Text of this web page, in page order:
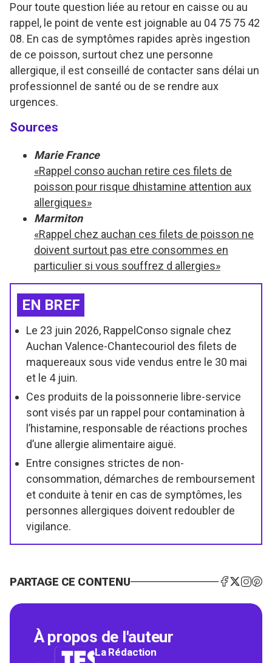
Pour toute question liée au retour en caisse ou au
rappel, le point de vente est joignable au 04 75 75 42
08. En cas de symptômes rapides après ingestion
de ce poisson, surtout chez une personne
allergique, il est conseillé de contacter sans délai un
professionnel de santé ou de se rendre aux
urgences.
Sources
Marie France
«Rappel conso auchan retire ces filets de
poisson pour risque dhistamine attention aux
allergiques»
Marmiton
«Rappel chez auchan ces filets de poisson ne
doivent surtout pas etre consommes en
particulier si vous souffrez d allergies»
EN BREF
Le 23 juin 2026, RappelConso signale chez
Auchan Valence-Chantecouriol des filets de
maquereaux sous vide vendus entre le 30 mai
et le 4 juin.
Ces produits de la poissonnerie libre-service
sont visés par un rappel pour contamination à
l’histamine, responsable de réactions proches
d’une allergie alimentaire aiguë.
Entre consignes strictes de non-
consommation, démarches de remboursement
et conduite à tenir en cas de symptômes, les
personnes allergiques doivent redoubler de
vigilance.
PARTAGE CE CONTENU
À propos de l'auteur
La Rédaction